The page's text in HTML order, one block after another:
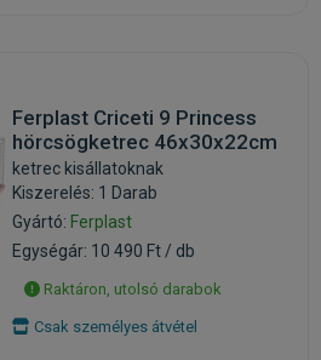
Ferplast Criceti 9 Princess
hörcsögketrec 46x30x22cm
ketrec kisállatoknak
Kiszerelés: 1 Darab
Gyártó: Ferplast
Egységár: 10 490 Ft / db
Raktáron, utolsó darabok
Csak személyes átvétel